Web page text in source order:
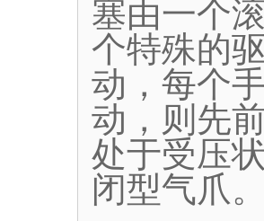
塞由一个
个特殊的
动，每个
动，则先
处于受压
闭型气爪